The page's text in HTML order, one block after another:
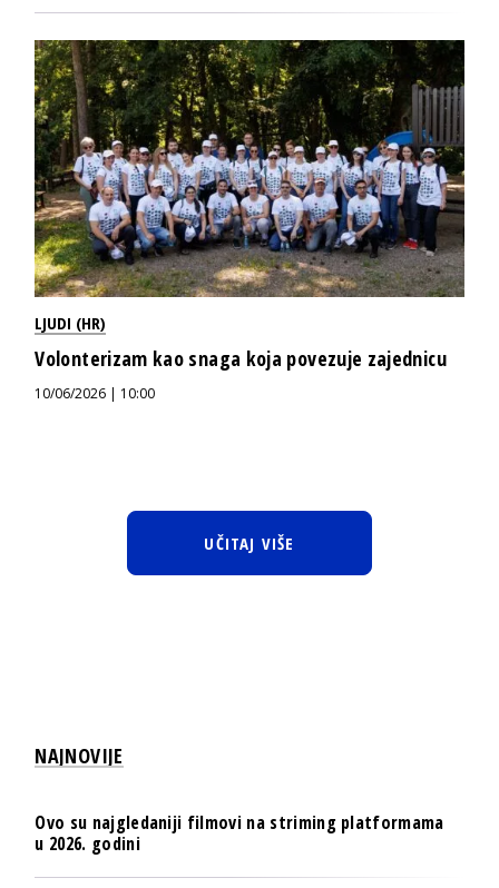
LJUDI (HR)
Volonterizam kao snaga koja povezuje zajednicu
10/06/2026 | 10:00
UČITAJ VIŠE
NAJNOVIJE
Ovo su najgledaniji filmovi na striming platformama
u 2026. godini